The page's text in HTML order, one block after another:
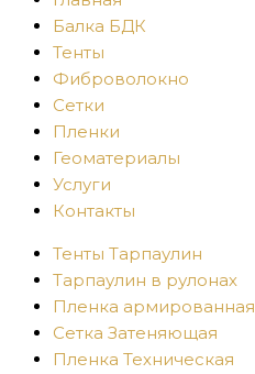
Балка БДК
Тенты
Фиброволокно
Сетки
Пленки
Геоматериалы
Услуги
Контакты
Тенты Тарпаулин
Тарпаулин в рулонах
Пленка армированная
Сетка Затеняющая
Пленка Техническая